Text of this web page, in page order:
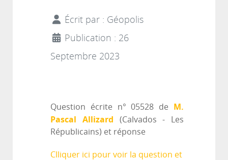
Écrit par : Géopolis
Publication : 26
Septembre 2023
Question écrite n° 05528 de M.
Pascal Allizard
(Calvados - Les
Républicains) et réponse
Clliquer ici pour voir la question et